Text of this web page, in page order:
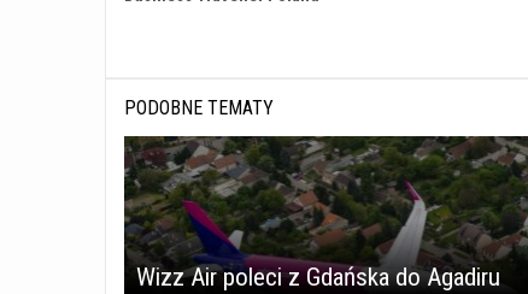
PODOBNE TEMATY
Wizz Air poleci z Gdańska do Agadiru